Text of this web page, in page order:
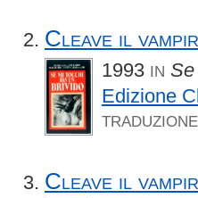
Cleave il
1993 IN
Edizione
Cleave il